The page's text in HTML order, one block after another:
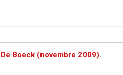
Boeck (novembre 2009).